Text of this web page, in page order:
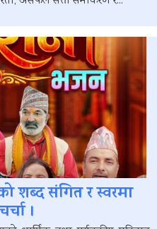
शब्द संगित र स्वरमा
।